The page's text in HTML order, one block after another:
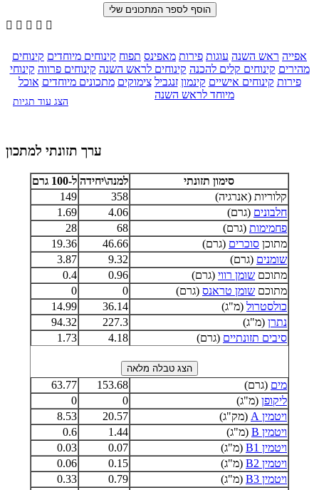
    
אפייה ראש השנה עוגות פירות מאפינס תפוח קינוחים מיוחדים קינוחים
מהירים קינוחים קלים להכנה קינוחים לראש השנה קינוחים פרווה קינוחי
פירות קינוחים אישיים קינמון זנגביל צימוקים מתכונים מיוחדים אוכל
מיוחד לראש השנה
הצג עוד תגיות
ערך תזונתי למתכון
סימון תזונתי למנה\יחידה ל-100 גרם
קלוריות (אנרגיה)
358
149
חלבונים (גרם) 4.06
1.69
פחמימות (גרם) 68
28
מתוכן סוכרים (גרם) 46.66
19.36
שומנים (גרם) 9.32
3.87
מתוכם שומן רווי (גרם) 0.96
0.4
מתוכם שומן טראנס (גרם) 0
0
כולסטרול (מ"ג) 36.14
14.99
נתרן (מ"ג) 227.3
94.32
סיבים תזונתיים (גרם) 4.18
1.73
מים (גרם) 153.68
63.77
ליקופן (מ"ג) 0
0
ויטמין A
(מק"ג) 20.57
8.53
ויטמין B
(מ"ג) 1.44
0.6
ויטמין B1
(מ"ג) 0.07
0.03
ויטמין B2
(מ"ג) 0.15
0.06
ויטמין B3
(מ"ג) 0.79
0.33